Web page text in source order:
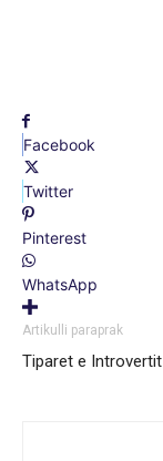
Facebook
Twitter
Pinterest
WhatsApp
Artikulli paraprak
Tiparet e Introvertit